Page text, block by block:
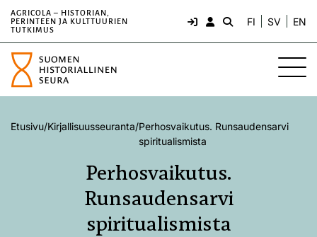
AGRICOLA – HISTORIAN,
PERINTEEN JA KULTTUURIEN
TUTKIMUS
FI SV EN
Etusivu/Kirjallisuusseuranta/Perhosvaikutus. Runsaudensarvi
spiritualismista
Perhosvaikutus.
Runsaudensarvi
spiritualismista